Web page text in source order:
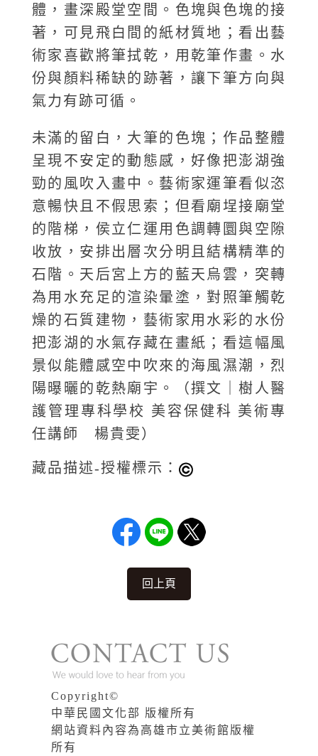
體，畫深殿堂空間。色塊與色塊的接
著，可見飛白間的紙材質地；看出藝
術家喜歡將筆拭乾，用乾筆作畫。水
份與顏料稀缺的跡著，讓下筆方向與
氣力有跡可循。
未滿的留白，大筆的色塊；作品整體
呈現不安定的動態感，好像把澎湖強
勁的風吹入畫中。藝術家運筆看似恣
意暢快且不假思索；但看廟埕接廟堂
的階梯，侯立仁運用色調轉圜與空隙
收放，安排出層次分明且結構精準的
石階。天后宮上方的藍天烏雲，突轉
為用水充足的渲染暈塗，對照筆觸乾
燥的石質建物，藝術家用水彩的水份
把澎湖的水氣存藏在畫紙；看這幅風
景似能體感空中吹來的海風濕潮，烈
陽曝曬的乾熱廟宇。（撰文｜樹人醫
護管理專科學校 美容保健科 美術專
任講師 楊貴雯）
藏品描述-授權標示：
回上頁
Copyright©
中華民國文化部 版權所有
網站資料內容為高雄市立美術館版權
所有